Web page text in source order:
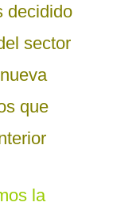
decidido
sector
que
la